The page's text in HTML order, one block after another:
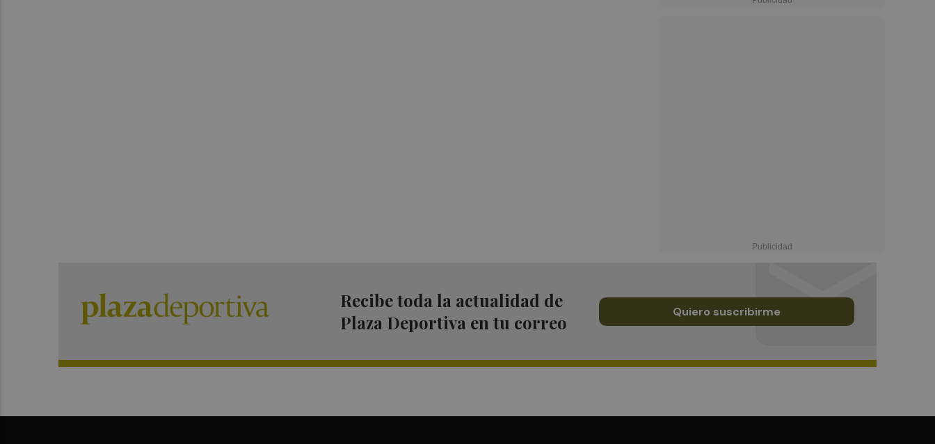
Recibe toda la actualidad de
Plaza Deportiva en tu correo
Quiero suscribirme